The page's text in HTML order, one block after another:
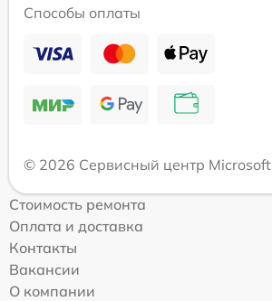
Способы оплаты
© 2026 Сервисный центр Microsoft
Стоимость ремонта
Оплата и доставка
Контакты
Вакансии
О компании